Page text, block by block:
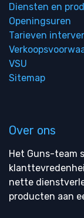
Diensten en
Openingsuren
Tarieven
VSU
Sitemap
Over ons
Het Guns-team
nette
producten aan